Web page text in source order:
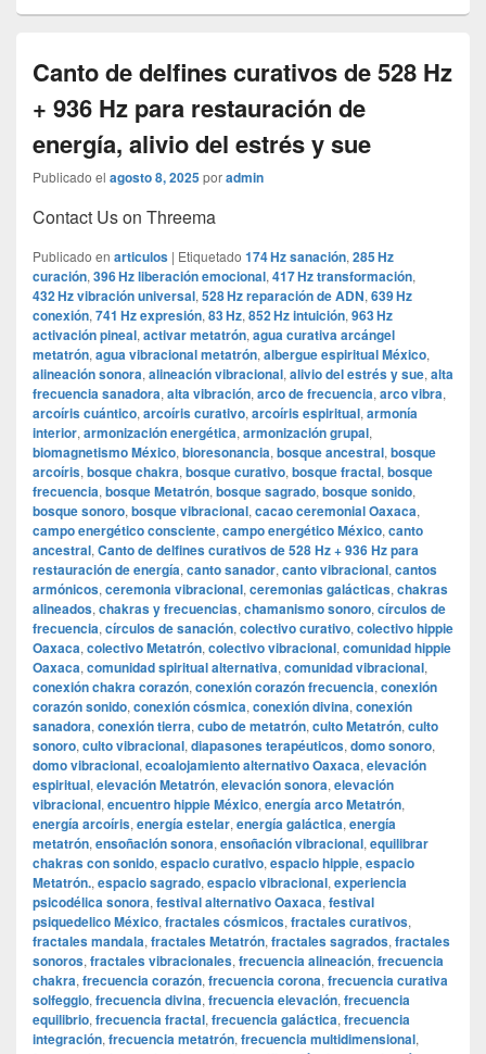
Canto de delfines curativos de 528 Hz
+ 936 Hz para restauración de
energía, alivio del estrés y sue
Publicado el agosto 8, 2025poradmin
Contact Us on Threema
Publicado en articulos | Etiquetado 174 Hz sanación, 285 Hz
curación, 396 Hz liberación emocional, 417 Hz transformación,
432 Hz vibración universal, 528 Hz reparación de ADN, 639 Hz
conexión, 741 Hz expresión, 83 Hz, 852 Hz intuición, 963 Hz
activación pineal, activar metatrón, agua curativa arcángel
metatrón, agua vibracional metatrón, albergue espiritual México,
alineación sonora, alineación vibracional, alivio del estrés y sue, alta
frecuencia sanadora, alta vibración, arco de frecuencia, arco vibra,
arcoíris cuántico, arcoíris curativo, arcoíris espiritual, armonía
interior, armonización energética, armonización grupal,
biomagnetismo México, bioresonancia, bosque ancestral, bosque
arcoíris, bosque chakra, bosque curativo, bosque fractal, bosque
frecuencia, bosque Metatrón, bosque sagrado, bosque sonido,
bosque sonoro, bosque vibracional, cacao ceremonial Oaxaca,
campo energético consciente, campo energético México, canto
ancestral, Canto de delfines curativos de 528 Hz + 936 Hz para
restauración de energía, canto sanador, canto vibracional, cantos
armónicos, ceremonia vibracional, ceremonias galácticas, chakras
alineados, chakras y frecuencias, chamanismo sonoro, círculos de
frecuencia, círculos de sanación, colectivo curativo, colectivo hippie
Oaxaca, colectivo Metatrón, colectivo vibracional, comunidad hippie
Oaxaca, comunidad spiritual alternativa, comunidad vibracional,
conexión chakra corazón, conexión corazón frecuencia, conexión
corazón sonido, conexión cósmica, conexión divina, conexión
sanadora, conexión tierra, cubo de metatrón, culto Metatrón, culto
sonoro, culto vibracional, diapasones terapéuticos, domo sonoro,
domo vibracional, ecoalojamiento alternativo Oaxaca, elevación
espiritual, elevación Metatrón, elevación sonora, elevación
vibracional, encuentro hippie México, energía arco Metatrón,
energía arcoíris, energía estelar, energía galáctica, energía
metatrón, ensoñación sonora, ensoñación vibracional, equilibrar
chakras con sonido, espacio curativo, espacio hippie, espacio
Metatrón., espacio sagrado, espacio vibracional, experiencia
psicodélica sonora, festival alternativo Oaxaca, festival
psiquedelico México, fractales cósmicos, fractales curativos,
fractales mandala, fractales Metatrón, fractales sagrados, fractales
sonoros, fractales vibracionales, frecuencia alineación, frecuencia
chakra, frecuencia corazón, frecuencia corona, frecuencia curativa
solfeggio, frecuencia divina, frecuencia elevación, frecuencia
equilibrio, frecuencia fractal, frecuencia galáctica, frecuencia
integración, frecuencia metatrón, frecuencia multidimensional,